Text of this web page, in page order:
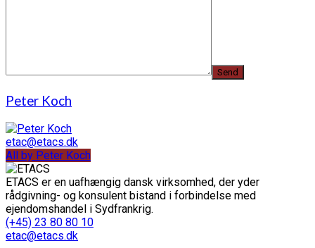
Peter Koch
etac@etacs.dk
All by Peter Koch
ETACS er en uafhængig dansk virksomhed, der yder
rådgivning- og konsulent bistand i forbindelse med
ejendomshandel i Sydfrankrig.
(+45) 23 80 80 10
etac@etacs.dk